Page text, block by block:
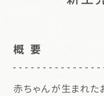
概 要
赤ちゃんが生まれ